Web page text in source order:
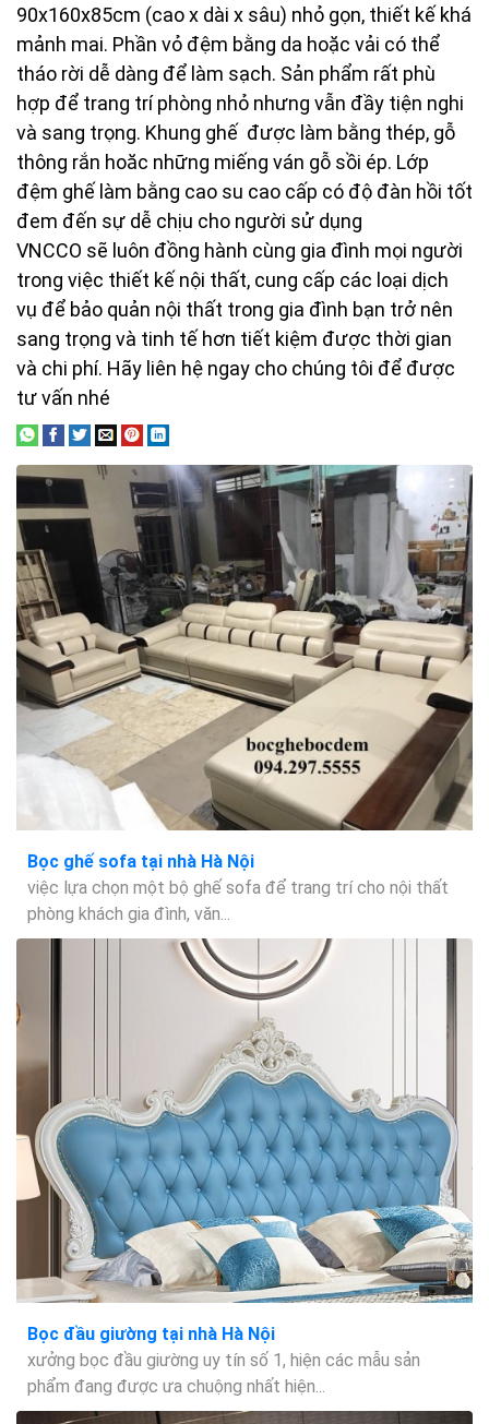
90x160x85cm (cao x dài x sâu) nhỏ gọn, thiết kế khá
mảnh mai. Phần vỏ đệm bằng da hoặc vải có thể
tháo rời dễ dàng để làm sạch. Sản phẩm rất phù
hợp để trang trí phòng nhỏ nhưng vẫn đầy tiện nghi
và sang trọng. Khung ghế được làm bằng thép, gỗ
thông rắn hoăc những miếng ván gỗ sồi ép. Lớp
đệm ghế làm bằng cao su cao cấp có độ đàn hồi tốt
đem đến sự dễ chịu cho người sử dụng
VNCCO sẽ luôn đồng hành cùng gia đình mọi người
trong việc thiết kế nội thất, cung cấp các loại dịch
vụ để bảo quản nội thất trong gia đình bạn trở nên
sang trọng và tinh tế hơn tiết kiệm được thời gian
và chi phí. Hãy liên hệ ngay cho chúng tôi để được
tư vấn nhé
Bọc ghế sofa tại nhà Hà Nội
việc lựa chọn một bộ ghế sofa để trang trí cho nội thất
phòng khách gia đình, văn...
Bọc đầu giường tại nhà Hà Nội
xưởng bọc đầu giường uy tín số 1, hiện các mẫu sản
phẩm đang được ưa chuộng nhất hiện...